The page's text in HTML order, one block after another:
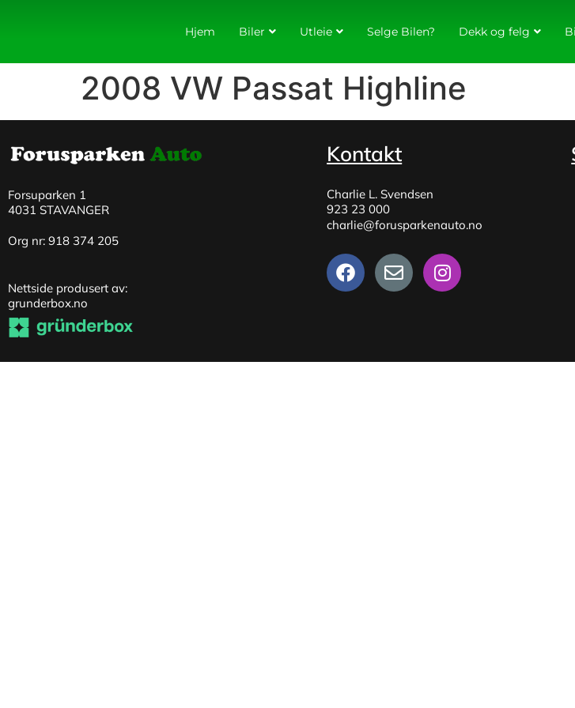
Hjem Biler Utleie Selge Bilen? Dekk og felg
2008 VW Passat Highline
Forsuparken 1
4031 STAVANGER
Org nr: 918 374 205
Nettside produsert av:
grunderbox.no
Kontakt
Charlie L. Svendsen
923 23 000
charlie@forusparkenauto.no